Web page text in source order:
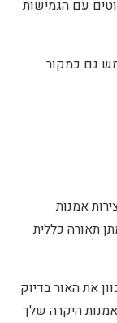
עם הגמישות
גם כמקור
אמנות
תאורה כללית
את האור בדיוק
היקרה שלך